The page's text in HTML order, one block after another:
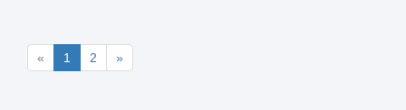
« 1 2 »